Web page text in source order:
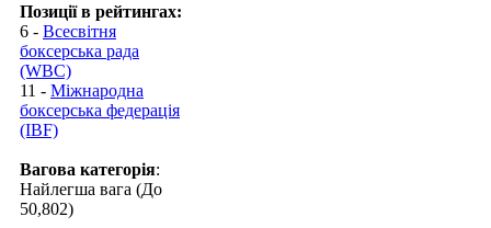
Позиції в рейтингах:
6 - Всесвітня
боксерська рада
(WBC)
11 - Міжнародна
боксерська федерація
(IBF)
Вагова категорія:
Найлегша вага (До
50,802)